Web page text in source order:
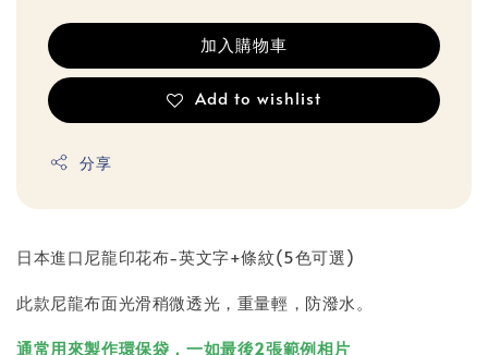
加入購物車
Add to wishlist
分享
日本進口尼龍印花布-英文字+條紋(5色可選)
此款尼龍布面光滑稍微透光，重量輕，防潑水。
通常用來製作環保袋，一如最後2張範例相片